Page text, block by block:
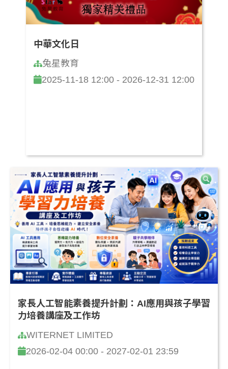
中華文化日
兔星教育
2025-11-18 12:00 - 2026-12-31 12:00
家長人工智能素養提升計劃：AI應用與孩子學習
力培養講座及工作坊
WITERNET LIMITED
2026-02-04 00:00 - 2027-02-01 23:59